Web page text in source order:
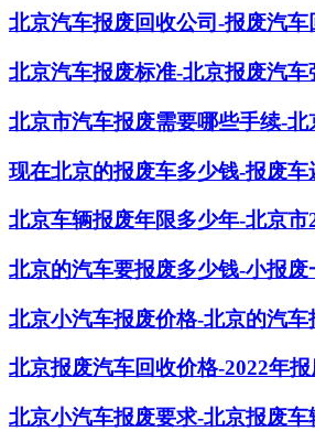
北京汽车报废回收公司-报废汽
北京汽车报废标准-北京报废汽
北京市汽车报废需要哪些手续-
现在北京的报废车多少钱-报废
北京车辆报废年限多少年-北京
北京的汽车要报废多少钱-小报废
北京小汽车报废价格-北京的汽车
北京报废汽车回收价格-2022年
北京小汽车报废要求-北京报废车